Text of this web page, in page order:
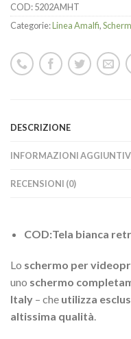
COD:5202AMHT
Categorie:Linea Amalfi,
DESCRIZIONE
INFORMAZIONI
RECENSIONI (0)
COD:Tela bianca
Lo schermo per
uno schermo
Italy – che utilizza
altissima qualità